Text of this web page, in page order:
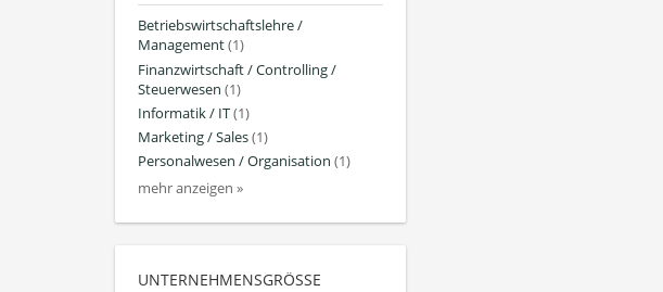
Betriebswirtschaftslehre /
Management(1)
Finanzwirtschaft / Controlling /
Steuerwesen (1)
Informatik / IT(1)
Marketing / Sales(1)
Personalwesen / Organisation (1)
mehr anzeigen »
UNTERNEHMENSGRÖSSE